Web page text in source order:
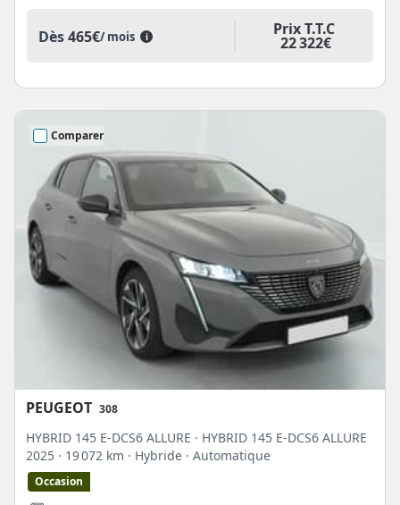
Dès465€/ mois i Prix T.T.C
22 322€
Comparer
PEUGEOT 308
HYBRID 145 E-DCS6 ALLURE · HYBRID 145 E-DCS6 ALLURE
2025 · 19 072 km · Hybride · Automatique
Occasion